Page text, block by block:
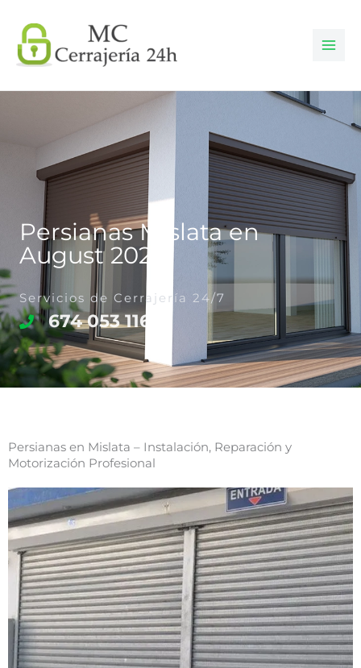
contenido
Persianas Mislata en
August 2026
Servicios de Cerrajería 24/7
674 053 116
Persianas en Mislata – Instalación, Reparación y
Motorización Profesional